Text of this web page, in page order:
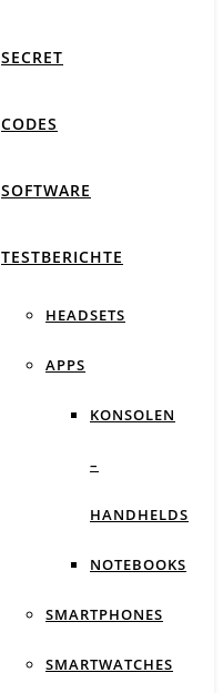
SECRET
CODES
SOFTWARE
TESTBERICHTE
HEADSETS
APPS
KONSOLEN
–
HANDHELDS
NOTEBOOKS
SMARTPHONES
SMARTWATCHES